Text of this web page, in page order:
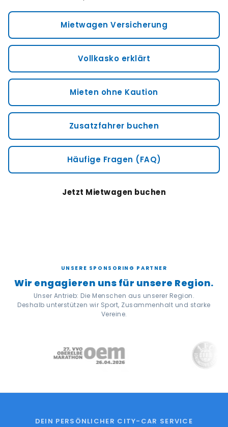
Mietwagen Versicherung
Vollkasko erklärt
Mieten ohne Kaution
Zusatzfahrer buchen
Häufige Fragen (FAQ)
Jetzt Mietwagen buchen
UNSERE SPONSORING PARTNER
Wir engagieren uns für unsere Region.
Unser Antrieb: Die Menschen aus unserer Region.
Deshalb unterstützen wir Sport, Zusammenhalt und starke
Vereine.
DEIN PERSÖNLICHER CITY-CAR SERVICE